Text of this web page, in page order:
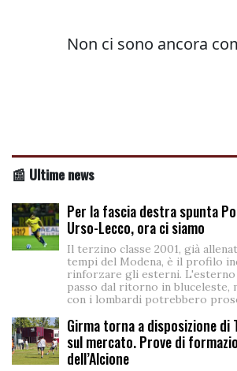
📰 Ultime news
Per la fascia destra spunta
Urso-Lecco, ora ci siamo
Il terzino classe 2001, già
tempi del Modena, è il profilo
rinforzare gli esterni. L'esterno
passo dal ritorno in bluceleste,
con i lombardi potrebbero
Girma torna a disposizione di
sul mercato. Prove di
dell’Alcione